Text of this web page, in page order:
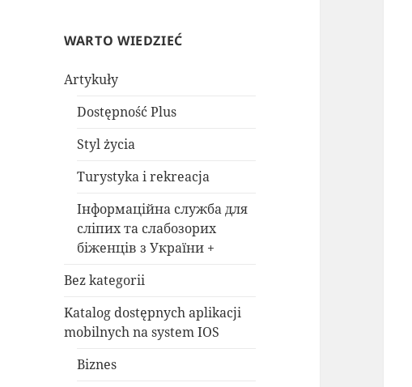
WARTO WIEDZIEĆ
Artykuły
Dostępność Plus
Styl życia
Turystyka i rekreacja
Інформаційна служба для
сліпих та слабозорих
біженців з України +
Bez kategorii
Katalog dostępnych aplikacji
mobilnych na system IOS
Biznes